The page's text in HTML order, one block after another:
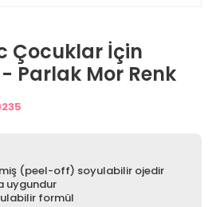
Çocuklar İçin
Parlak Mor Renk
(peel-off) soyulabilir ojedir
uygundur
formül